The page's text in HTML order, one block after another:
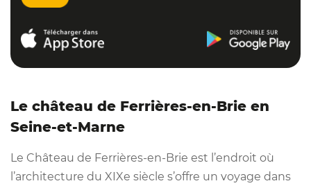
Le château de Ferrières-en-Brie en
Seine-et-Marne
Le Château de Ferrières-en-Brie est l’endroit où
l’architecture du XIXe siècle s’offre un voyage dans